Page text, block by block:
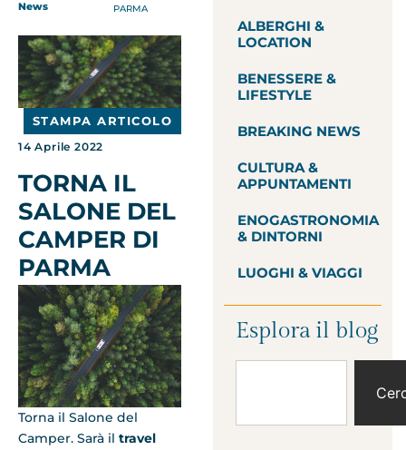
News
PARMA
STAMPA ARTICOLO
14 Aprile 2022
TORNA IL
SALONE DEL
CAMPER DI
PARMA
Torna il Salone del
Camper. Sarà il travel
ALBERGHI &
LOCATION
BENESSERE &
LIFESTYLE
BREAKING NEWS
CULTURA &
APPUNTAMENTI
ENOGASTRONOMIA
& DINTORNI
LUOGHI & VIAGGI
Esplora il blog